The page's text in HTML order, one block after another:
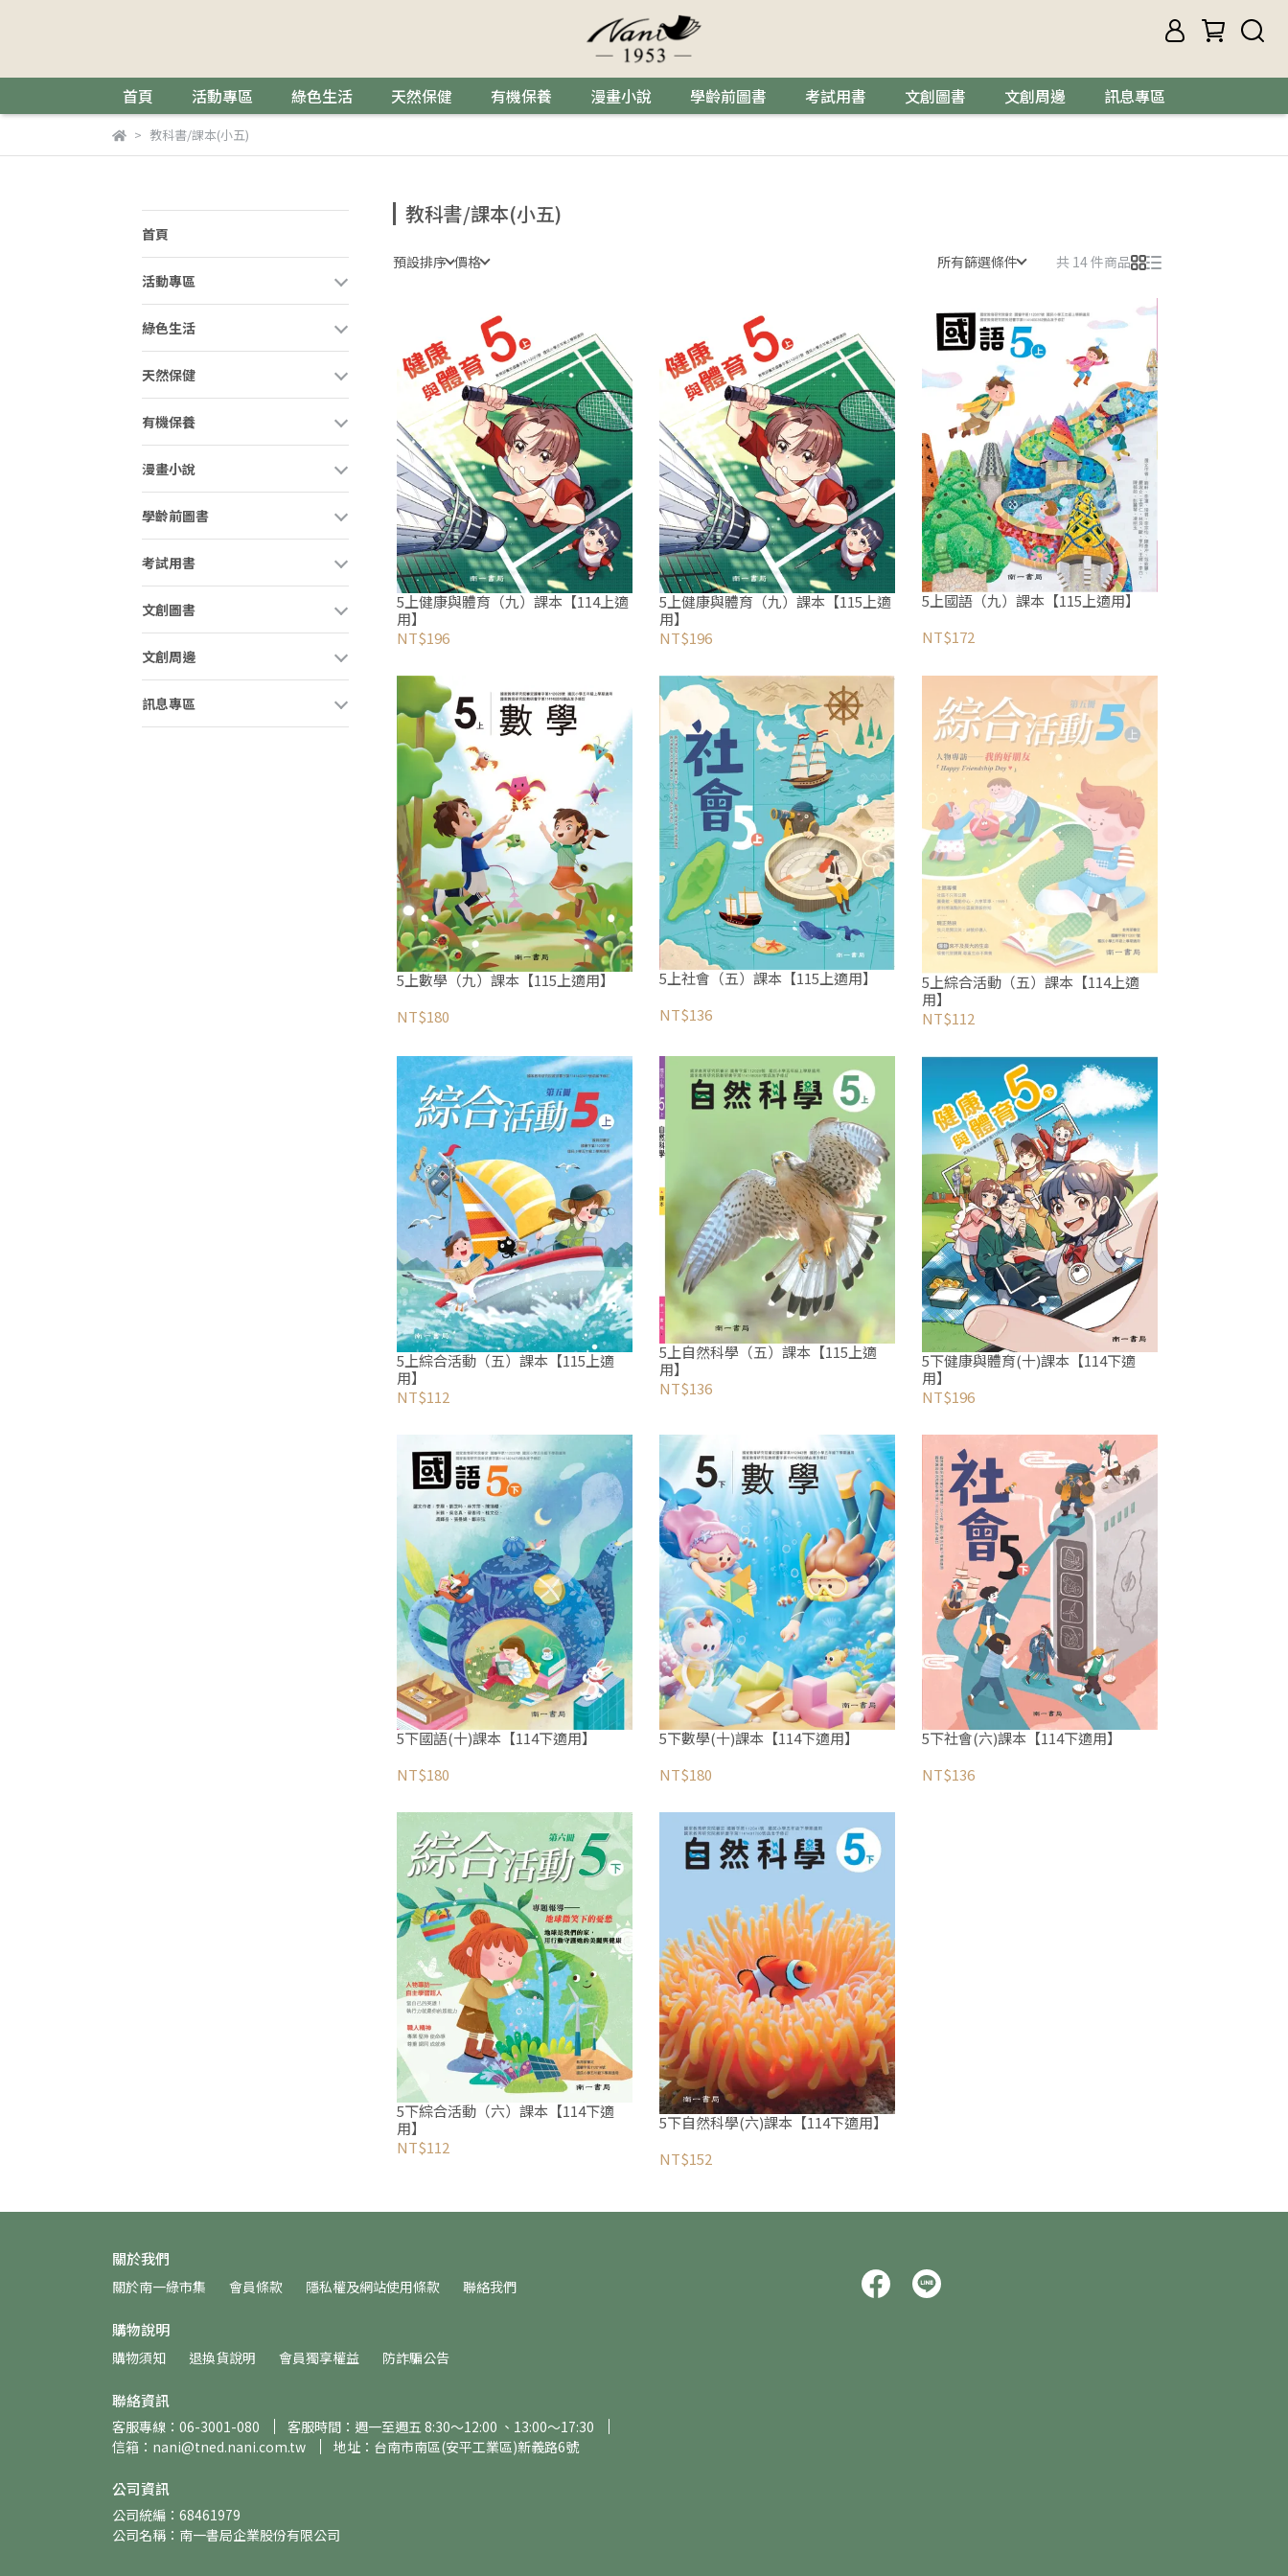
首頁 活動專區 綠色生活 天然保健 有機保養 漫畫小說 學齡前圖書 考試用書 文創圖書 文創周邊 訊息專區
教科書/課本(小五)
首頁
活動專區
綠色生活
天然保健
有機保養
漫畫小說
學齡前圖書
考試用書
文創圖書
文創周邊
訊息專區
教科書/課本(小五)
預設排序 價格 所有篩選條件 共 14 件商品
5上健康與體育（九）課本【114上適
用】
NT$196
5上健康與體育（九）課本【115上適
用】
NT$196
5上國語（九）課本【115上適用】
NT$172
5上數學（九）課本【115上適用】
NT$180
5上社會（五）課本【115上適用】
NT$136
5上綜合活動（五）課本【114上適
用】
NT$112
5上綜合活動（五）課本【115上適
用】
NT$112
5上自然科學（五）課本【115上適
用】
NT$136
5下健康與體育(十)課本【114下適
用】
NT$196
5下國語(十)課本【114下適用】
NT$180
5下數學(十)課本【114下適用】
NT$180
5下社會(六)課本【114下適用】
NT$136
5下綜合活動（六）課本【114下適
用】
NT$112
5下自然科學(六)課本【114下適用】
NT$152
關於我們
關於南一綠市集 會員條款 隱私權及網站使用條款 聯絡我們
購物說明
購物須知 退換貨說明 會員獨享權益 防詐騙公告
聯絡資訊
客服專線：06-3001-080
客服時間：週一至週五 8:30～12:00 、13:00～17:30
信箱：nani@tned.nani.com.tw
地址：台南市南區(安平工業區)新義路6號
公司資訊
公司統編：68461979
公司名稱：南一書局企業股份有限公司